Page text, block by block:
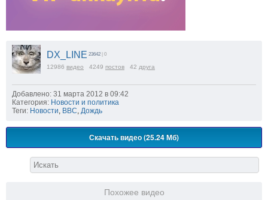
DX_LINE 23642 | 0
12986 видео 4249 постов 42 друга
Добавлено: 31 марта 2012 в 09:42
Категория: Новости и политика
Теги: Новости, BBC, Дождь
Скачать видео (25.24 Мб)
Похожее видео